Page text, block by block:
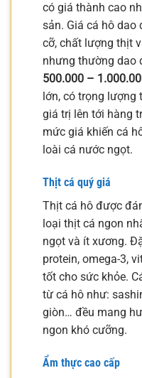
có giá thành cao
sản. Giá cá hô dao
cỡ, chất lượng thịt
nhưng thường dao
500.000 –
lớn, có trọng lượng
giá trị lên tới hàng
mức giá khiến cá
loài cá nước ngọt.
Thịt cá quý giá
Thịt cá hô được
loại thịt cá ngon
ngọt và ít xương.
protein, omega-3,
tốt cho sức khỏe.
từ cá hô như:
giòn… đều mang
ngon khó cưỡng.
Ẩm thực cao cấp